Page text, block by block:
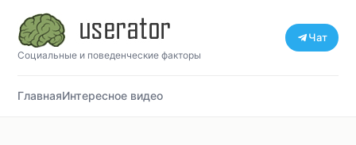
Социальные и поведенческие факторы
Чат
ГлавнаяИнтересное видео